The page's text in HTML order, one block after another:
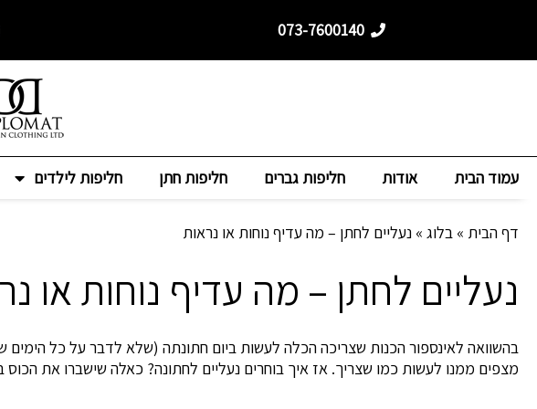
073-7600140
עמוד הבית אודות חליפות גברים חליפות חתן חליפות לילדים
דף הבית » בלוג » נעליים לחתן – מה עדיף נוחות או נראות
נעליים לחתן – מה עדיף נוחות או
בהשוואה לאינספור הכנות שצריכה הכלה לעשות ביום חתונתה (שלא לדבר על כל
מצפים ממנו לעשות כמו שצריך. אז איך בוחרים נעליים לחתונה? כאלה שישברו את